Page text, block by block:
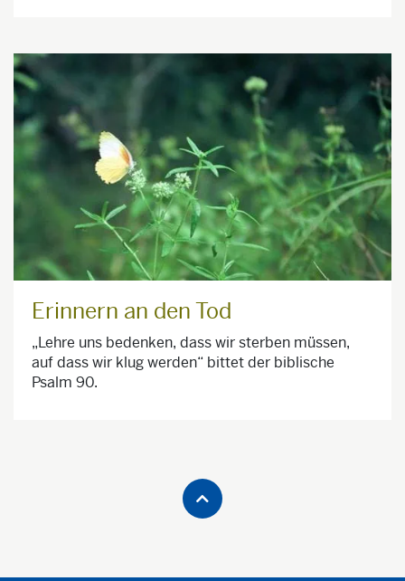
Erinnern an den Tod
„Lehre uns bedenken, dass wir sterben müssen,
auf dass wir klug werden“ bittet der biblische
Psalm 90.